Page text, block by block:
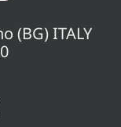
(BG) ITALY